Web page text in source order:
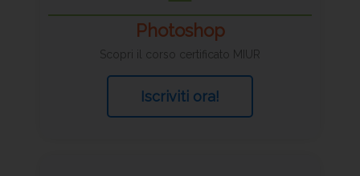
Photoshop
Scopri il corso certificato MIUR
Iscriviti ora!